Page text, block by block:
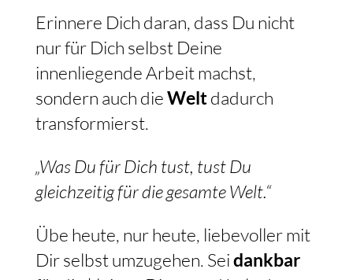
Erinnere Dich daran, dass Du nicht
nur für Dich selbst Deine
innenliegende Arbeit machst,
sondern auch dieWeltdadurch
transformierst.
„Was Du für Dich tust, tust Du
gleichzeitig für die gesamte Welt.“
Übe heute, nur heute, liebevoller mit
Dir selbst umzugehen. Seidankbar